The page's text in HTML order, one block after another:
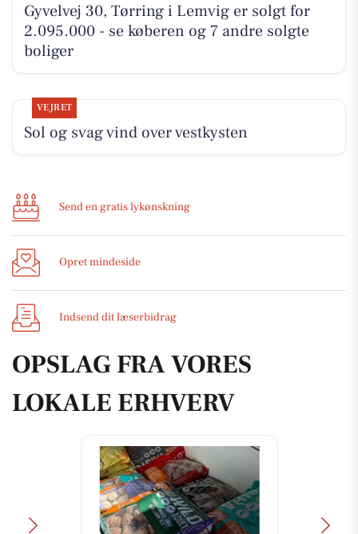
Gyvelvej 30, Tørring i Lemvig er solgt for
2.095.000 - se køberen og 7 andre solgte
boliger
VEJRET
Sol og svag vind over vestkysten
Send en gratis lykønskning
Opret mindeside
Indsend dit læserbidrag
OPSLAG FRA VORES
LOKALE ERHVERV